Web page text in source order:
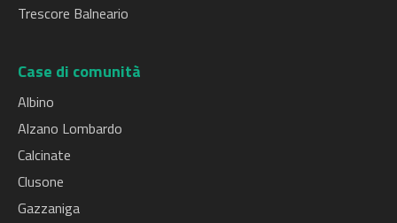
Trescore Balneario
Case di comunità
Albino
Alzano Lombardo
Calcinate
Clusone
Gazzaniga